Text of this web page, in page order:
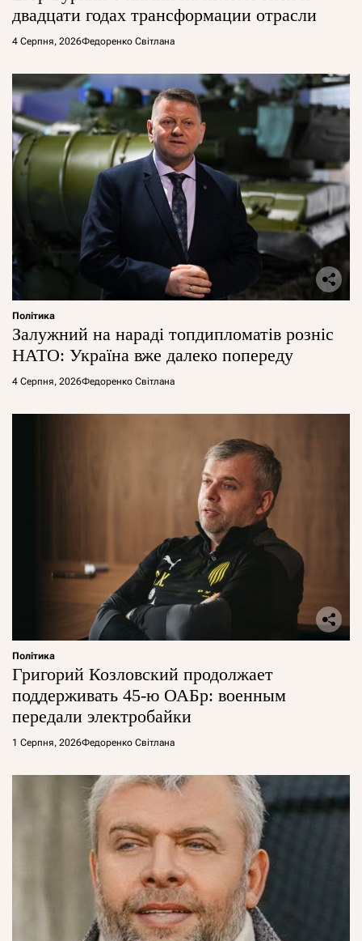
двадцати годах трансформации отрасли
4 Серпня, 2026Федоренко Світлана
Політика
Залужний на нараді топдипломатів розніс
НАТО: Україна вже далеко попереду
4 Серпня, 2026Федоренко Світлана
Політика
Григорий Козловский продолжает
поддерживать 45-ю ОАБр: военным
передали электробайки
1 Серпня, 2026Федоренко Світлана